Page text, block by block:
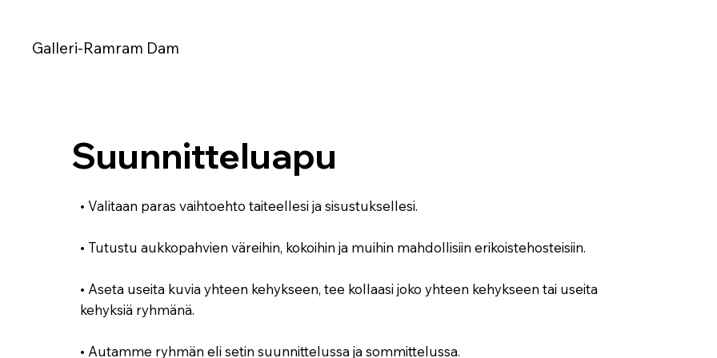
Galleri-Ramram Dam
Suunnitteluapu
• Valitaan paras vaihtoehto taiteellesi ja sisustuksellesi.
• Tutustu aukkopahvien väreihin, kokoihin ja muihin mahdollisiin erikoistehosteisiin.
• Aseta useita kuvia yhteen kehykseen, tee kollaasi joko yhteen kehykseen tai useita
kehyksiä ryhmänä.
• Autamme ryhmän eli setin suunnittelussa ja sommittelussa.